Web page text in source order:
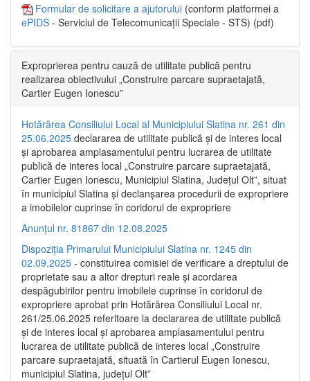
Formular de solicitare a ajutorului (conform platformei a
ePIDS - Serviciul de Telecomunicații Speciale - STS) (pdf)
Exproprierea pentru cauză de utilitate publică pentru
realizarea obiectivului „Construire parcare supraetajată,
Cartier Eugen Ionescu”
Hotărârea Consiliului Local al Municipiului Slatina nr. 261 din
25.06.2025 declararea de utilitate publică și de interes local
și aprobarea amplasamentului pentru lucrarea de utilitate
publică de interes local „Construire parcare supraetajată,
Cartier Eugen Ionescu, Municipiul Slatina, Județul Olt”, situat
în municipiul Slatina și declanșarea procedurii de expropriere
a imobilelor cuprinse în coridorul de expropriere
Anunțul nr. 81867 din 12.08.2025
Dispoziția Primarului Municipiului Slatina nr. 1245 din
02.09.2025 - constituirea comisiei de verificare a dreptului de
proprietate sau a altor drepturi reale și acordarea
despăgubirilor pentru imobilele cuprinse în coridorul de
expropriere aprobat prin Hotărârea Consiliului Local nr.
261/25.06.2025 referitoare la declararea de utilitate publică
și de interes local și aprobarea amplasamentului pentru
lucrarea de utilitate publică de interes local „Construire
parcare supraetajată, situată în Cartierul Eugen Ionescu,
municipiul Slatina, județul Olt”